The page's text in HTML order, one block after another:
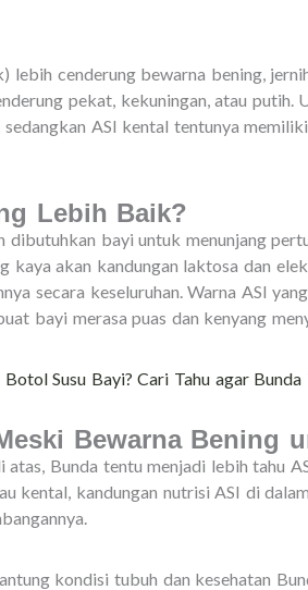
cenderung bewarna bening,
pekat, kekuningan, atau putih.
ASI kental tentunya
Lebih Baik?
dibutuhkan bayi untuk menunjang
kaya akan kandungan laktosa dan
secara keseluruhan. Warna ASI
bayi merasa puas dan kenyang
Susu Bayi? Cari Tahu agar Bunda
Bewarna Bening
atas, Bunda tentu menjadi lebih tahu
kental, kandungan nutrisi ASI di
kondisi tubuh dan kesehatan